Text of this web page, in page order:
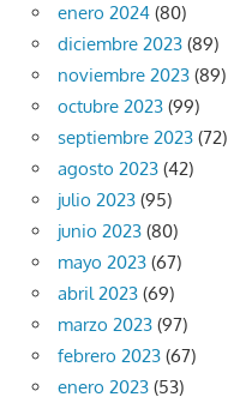
enero 2024 (80)
diciembre 2023 (89)
noviembre 2023 (89)
octubre 2023 (99)
septiembre 2023 (72)
agosto 2023 (42)
julio 2023 (95)
junio 2023 (80)
mayo 2023 (67)
abril 2023 (69)
marzo 2023 (97)
febrero 2023 (67)
enero 2023 (53)